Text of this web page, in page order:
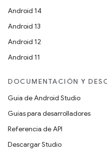
Android 14
Android 13
Android 12
Android 11
DOCUMENTACIÓN Y
Guía de Android Studio
Guías para desarrolladores
Referencia de API
Descargar Studio